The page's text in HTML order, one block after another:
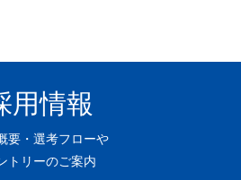
用情報
要・選考フローや
トリーのご案内